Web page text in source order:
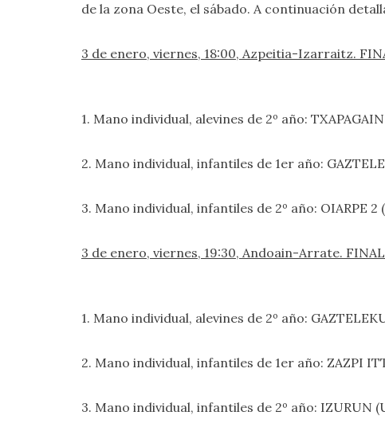
de la zona Oeste, el sábado. A continuación
3 de enero, viernes, 18:00, Azpeitia-Izarraitz.
1. Mano individual, alevines de 2º año:
2. Mano individual, infantiles de 1er año:
3. Mano individual, infantiles de 2º año: OIARPE
3 de enero, viernes, 19:30, Andoain-Arrate.
1. Mano individual, alevines de 2º año:
2. Mano individual, infantiles de 1er año: ZAZPI
3. Mano individual, infantiles de 2º año: IZURUN